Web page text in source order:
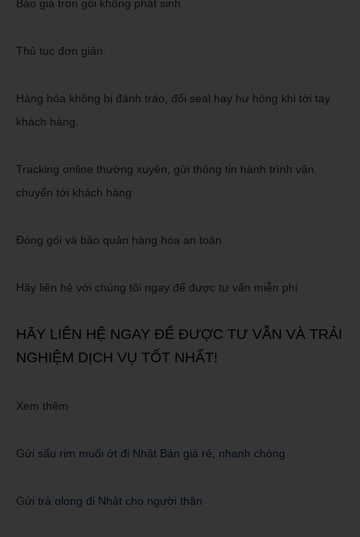
Bảo giá trọn gói không phát sinh.
Thủ tục đơn giản.
Hàng hóa không bị đánh tráo, đổi seal hay hư hỏng khi tới tay
khách hàng.
Tracking online thường xuyên, gửi thông tin hành trình vận
chuyển tới khách hàng.
Đóng gói và bảo quản hàng hóa an toàn
Hãy liên hệ với chúng tôi ngay để được tư vấn miễn phí
HÃY LIÊN HỆ NGAY ĐỂ ĐƯỢC TƯ VẪN VÀ TRẢI
NGHIỆM DỊCH VỤ TỐT NHẤT!
Xem thêm
Gửi sấu rim muối ớt đi Nhật Bản giá rẻ, nhanh chóng
Gửi trà olong đi Nhật cho người thân